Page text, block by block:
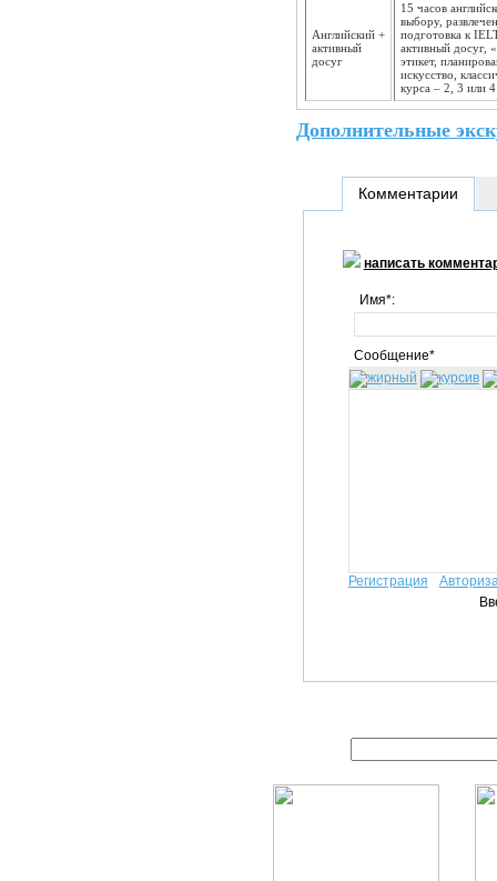
Английский +
активный
досуг
15 часов
выбору,
подготовка к
активный досуг,
этикет,
искусство,
курса – 2, 3 или
Дополнительные
Комментарии
написать
Имя*:
Сообщение*
Регистрация